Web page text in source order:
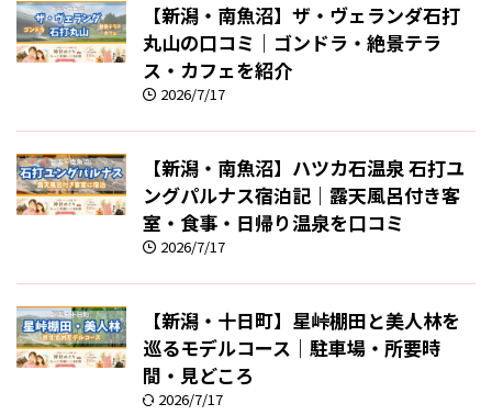
【新潟・南魚沼】ザ・ヴェランダ石打
丸山の口コミ｜ゴンドラ・絶景テラ
ス・カフェを紹介
2026/7/17
【新潟・南魚沼】ハツカ石温泉 石打ユ
ングパルナス宿泊記｜露天風呂付き客
室・食事・日帰り温泉を口コミ
2026/7/17
【新潟・十日町】星峠棚田と美人林を
巡るモデルコース｜駐車場・所要時
間・見どころ
2026/7/17